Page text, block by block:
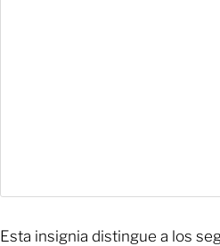
Esta insignia distingue a los